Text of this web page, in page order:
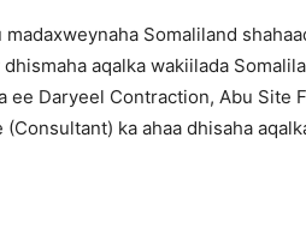
madaxweynaha Somaliland
aqalka wakiilada
ee Daryeel Contraction, Abu Site
ka ahaa dhisaha